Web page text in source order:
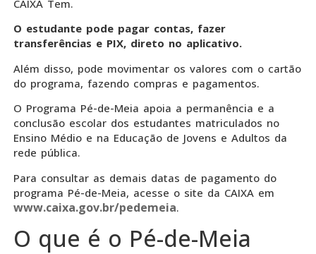
CAIXA Tem.
O estudante pode pagar contas, fazer
transferências e PIX, direto no aplicativo.
Além disso, pode movimentar os valores com o cartão
do programa, fazendo compras e pagamentos.
O Programa Pé-de-Meia apoia a permanência e a
conclusão escolar dos estudantes matriculados no
Ensino Médio e na Educação de Jovens e Adultos da
rede pública.
Para consultar as demais datas de pagamento do
programa Pé-de-Meia, acesse o site da CAIXA em
www.caixa.gov.br/pedemeia.
O que é o Pé-de-Meia